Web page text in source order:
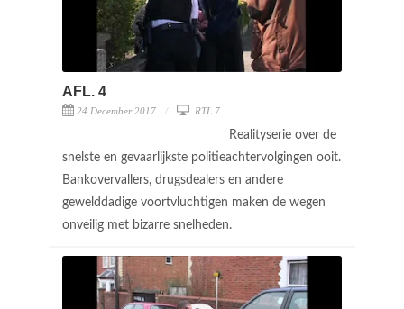
AFL. 4
24 December 2017 RTL 7
Realityserie over de
snelste en gevaarlijkste politieachtervolgingen ooit.
Bankovervallers, drugsdealers en andere
gewelddadige voortvluchtigen maken de wegen
onveilig met bizarre snelheden.